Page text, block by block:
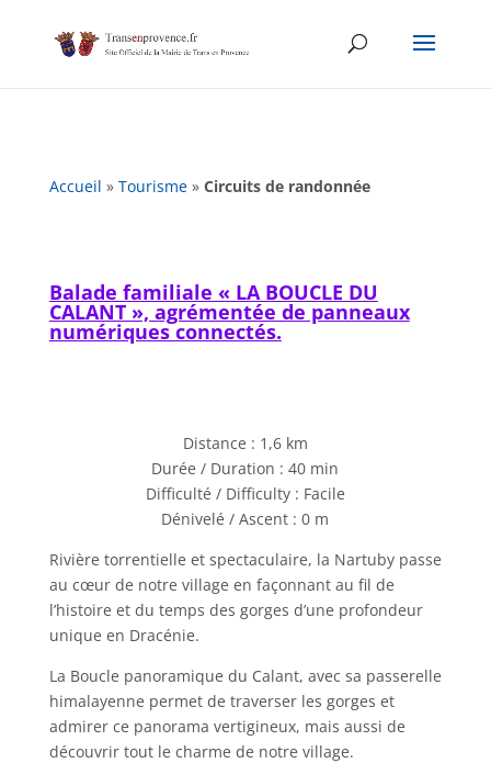
content
Accueil » Tourisme» Circuits de randonnée
Balade familiale « LA BOUCLE DU
CALANT », agrémentée de panneaux
numériques connectés.
Distance : 1,6 km
Durée / Duration : 40 min
Difficulté / Difficulty : Facile
Dénivelé / Ascent : 0 m
Rivière torrentielle et spectaculaire, la Nartuby passe
au cœur de notre village en façonnant au fil de
l’histoire et du temps des gorges d’une profondeur
unique en Dracénie.
La Boucle panoramique du Calant, avec sa passerelle
himalayenne permet de traverser les gorges et
admirer ce panorama vertigineux, mais aussi de
découvrir tout le charme de notre village.